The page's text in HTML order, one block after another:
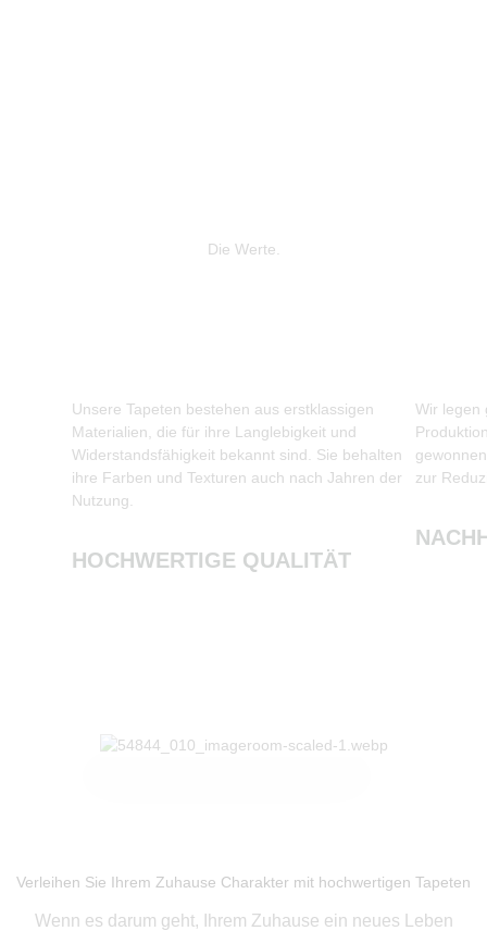
Die Werte.
Unsere Tapeten bestehen aus erstklassigen
Materialien, die für ihre Langlebigkeit und
Widerstandsfähigkeit bekannt sind. Sie behalten
ihre Farben und Texturen auch nach Jahren der
Nutzung.
HOCHWERTIGE QUALITÄT
Wir legen
zur
Verleihen Sie Ihrem Zuhause Charakter mit hochwertigen Tapeten
Wenn es darum geht, Ihrem Zuhause ein neues Leben